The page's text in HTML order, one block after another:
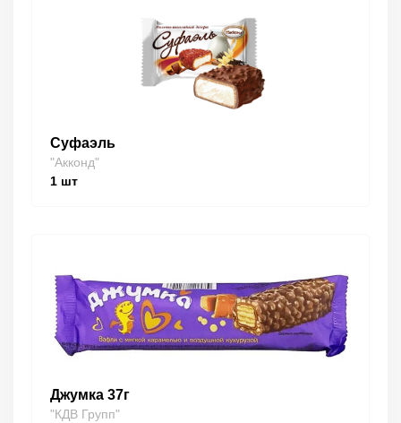
Суфаэль
"Акконд"
1 шт
Джумка 37г
"КДВ Групп"